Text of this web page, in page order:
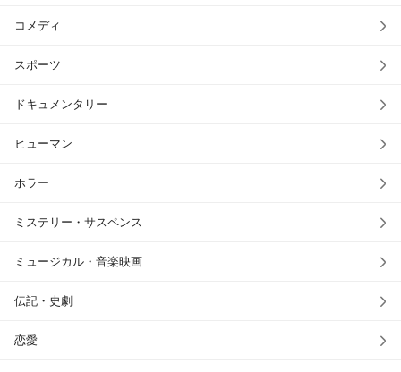
コメディ
スポーツ
ドキュメンタリー
ヒューマン
ホラー
ミステリー・サスペンス
ミュージカル・音楽映画
伝記・史劇
恋愛